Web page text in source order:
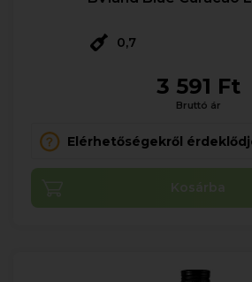
0,7
3 591 Ft
Bruttó ár
Elérhetőségekről
Kosárba